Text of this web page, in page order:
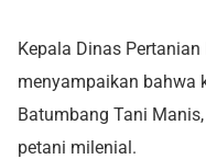
Kepala Dinas
menyampaikan bahwa
Batumbang Tani
petani milenial.